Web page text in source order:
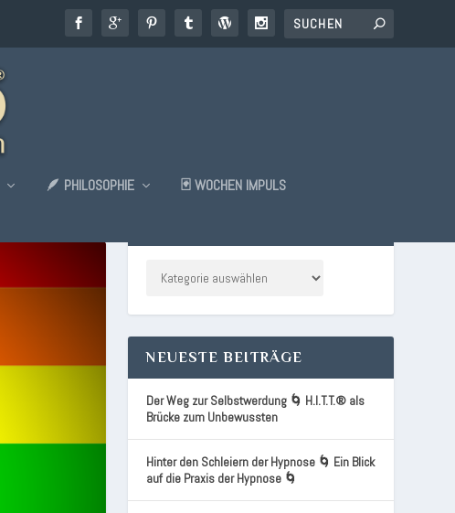
🪶 PHILOSOPHIE 🃏 WOCHEN IMPULS
NEUESTE BEITRÄGE
Der Weg zur Selbstwerdung 🌀 H.I.T.T.® als
Brücke zum Unbewussten
Hinter den Schleiern der Hypnose 🌀 Ein Blick
auf die Praxis der Hypnose 🌀